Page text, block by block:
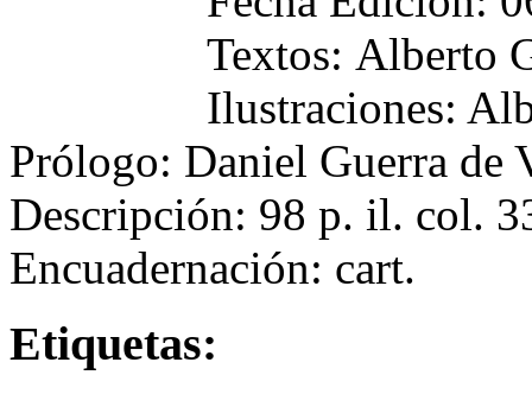
Textos: Alberto
Ilustraciones:
Prólogo: Daniel Guerra de
Descripción: 98 p. il. col.
Encuadernación: cart.
Etiquetas: